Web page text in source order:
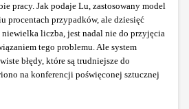
pracy. Jak podaje Lu, zastosowany model
procentach przypadków, ale dziesięć
liczba, jest nadal nie do przyjęcia
tego problemu. Ale system
błędy, które są trudniejsze do
na konferencji poświęconej sztucznej